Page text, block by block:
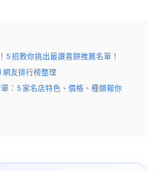
5 招教你挑出最讚喜餅推薦名單！
網友排行榜整理
：5 家名店特色、價格、種類報你